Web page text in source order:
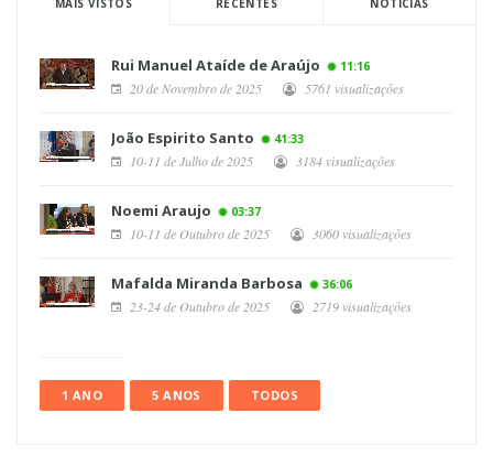
MAIS VISTOS RECENTES NOTÍCIAS
Rui Manuel Ataíde de Araújo 11:16
20 de Novembro de 2025 5761 visualizações
João Espirito Santo 41:33
10-11 de Julho de 2025 3184 visualizações
Noemi Araujo 03:37
10-11 de Outubro de 2025 3060 visualizações
Mafalda Miranda Barbosa 36:06
23-24 de Outubro de 2025 2719 visualizações
1 ANO 5 ANOS TODOS